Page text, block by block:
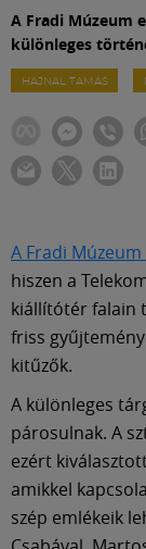
A Fradi Múzeum
különleges
HAJNAL TAMÁS
A Fradi
hiszen a
kiállítótér falain
friss
kitűzők.
A különleges
párosulnak. A
ezért
amikkel
szép emlékeik
Meccscenter
Klub
Shop
Közösség
Múzeum
English